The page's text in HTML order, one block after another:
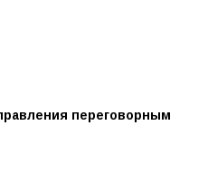
переговорным